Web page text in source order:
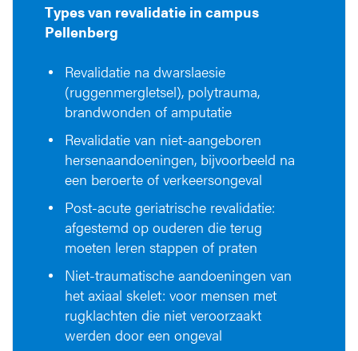
Types van revalidatie in campus
Pellenberg
Revalidatie na dwarslaesie
(ruggenmergletsel), polytrauma,
brandwonden of amputatie
Revalidatie van niet-aangeboren
hersenaandoeningen, bijvoorbeeld na
een beroerte of verkeersongeval
Post-acute geriatrische revalidatie:
afgestemd op ouderen die terug
moeten leren stappen of praten
Niet-traumatische aandoeningen van
het axiaal skelet: voor mensen met
rugklachten die niet veroorzaakt
werden door een ongeval